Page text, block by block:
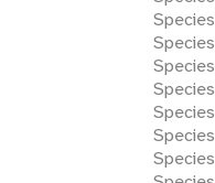
Species
Species
Species
Species
Species
Species
Species